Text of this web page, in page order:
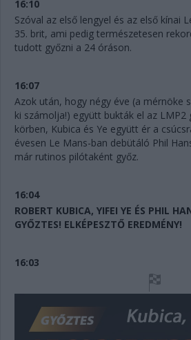
16:10
Szóval az első lengyel és az első kínai
35. brit, ami pedig természetesen
tudott győzni a 24 óráson.
16:07
Azok után, hogy négy éve (a mérnöke
ki számolja!) együtt bukták el az
körben, Kubica és Ye együtt ér a
évesen Le Mans-ban debütáló Phil
már rutinos pilótaként győz.
16:04
ROBERT KUBICA, YIFEI YE ÉS PHIL
GYŐZTES! ELKÉPESZTŐ EREDMÉNY!
16:03